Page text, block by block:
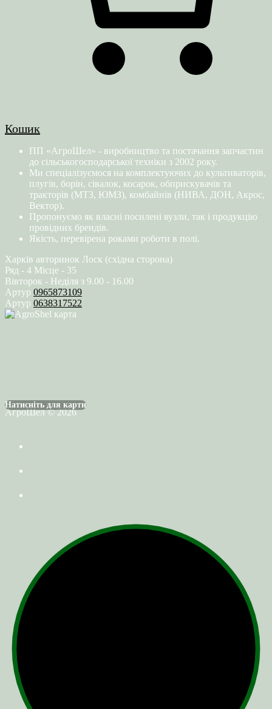
Кошик
ПП «АгроШел» - виробництво та постачання запчастин
до сільськогосподарської техніки з 2002 року.
Ми спеціалізуємося на комплектуючих до культиваторів,
плугів, борін, сівалок, косарок, обприскувачів та
тракторів (МТЗ, ЮМЗ), комбайнів (НИВА, ДОН, Акрос,
Вектор).
Пропонуємо як власні посилені вузли, так і продукцію
провідних брендів.
Якість, перевірена роками роботи в полі.
Харків авторинок Лоск (східна сторона)
Ряд - 4 Місце - 35
Вівторок - Неділя з 9.00 - 16.00
Артур 0965873109
Артур 0638317522
Натисніть для карти
АгроШел © 2026